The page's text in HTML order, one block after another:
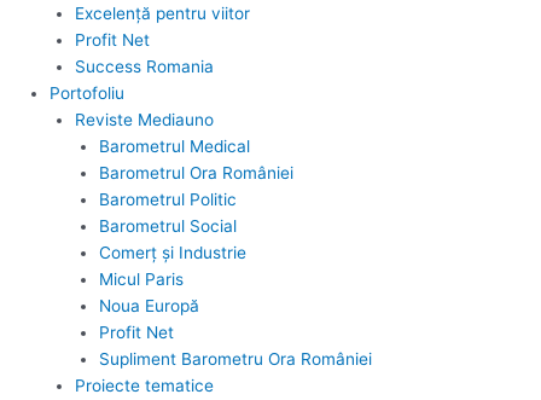
Excelență pentru viitor
Profit Net
Success Romania
Portofoliu
Reviste Mediauno
Barometrul Medical
Barometrul Ora României
Barometrul Politic
Barometrul Social
Comerț și Industrie
Micul Paris
Noua Europă
Profit Net
Supliment Barometru Ora României
Proiecte tematice